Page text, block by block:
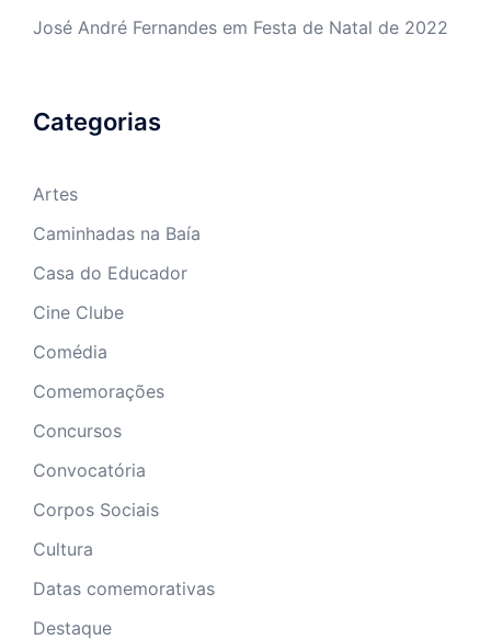
José André Fernandes em Festa de Natal de 2022
Categorias
Artes
Caminhadas na Baía
Casa do Educador
Cine Clube
Comédia
Comemorações
Concursos
Convocatória
Corpos Sociais
Cultura
Datas comemorativas
Destaque